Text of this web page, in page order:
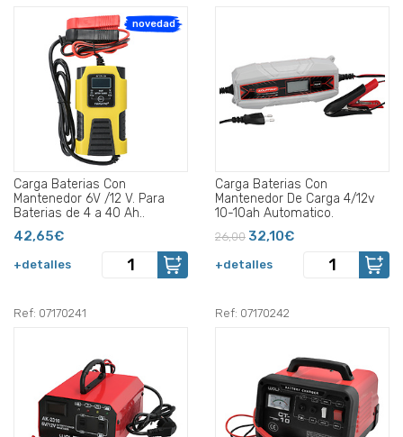
novedad
Carga Baterias Con
Mantenedor 6V /12 V. Para
Baterias de 4 a 40 Ah..
42,65€
+detalles
Carga Baterias Con
Mantenedor De Carga 4/12v
10-10ah Automatico.
26,00 32,10€
+detalles
Ref: 07170241 Ref: 07170242